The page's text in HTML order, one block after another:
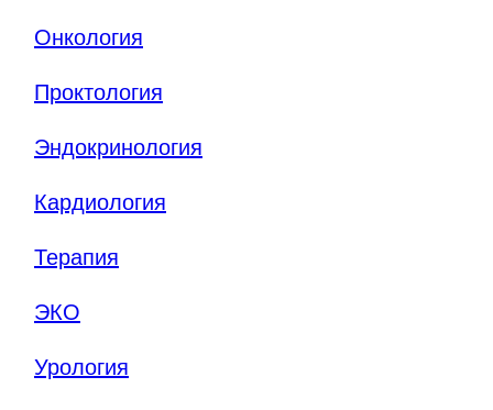
Онкология
Проктология
Эндокринология
Кардиология
Терапия
ЭКО
Урология